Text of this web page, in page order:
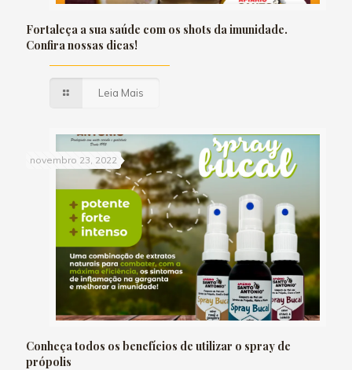
Fortaleça a sua saúde com os shots da imunidade.
Confira nossas dicas!
Leia Mais
novembro 23, 2022
Conheça todos os benefícios de utilizar o spray de
própolis